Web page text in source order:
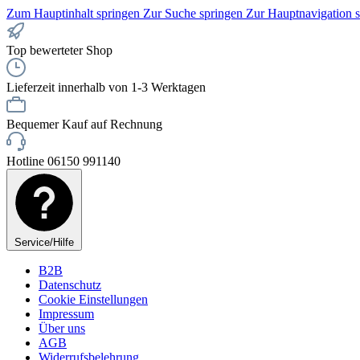
Zum Hauptinhalt springen Zur Suche springen Zur Hauptnavigation
Top bewerteter Shop
Lieferzeit innerhalb von 1-3 Werktagen
Bequemer Kauf auf Rechnung
Hotline 06150 991140
Service/Hilfe
B2B
Datenschutz
Cookie Einstellungen
Impressum
Über uns
AGB
Widerrufsbelehrung